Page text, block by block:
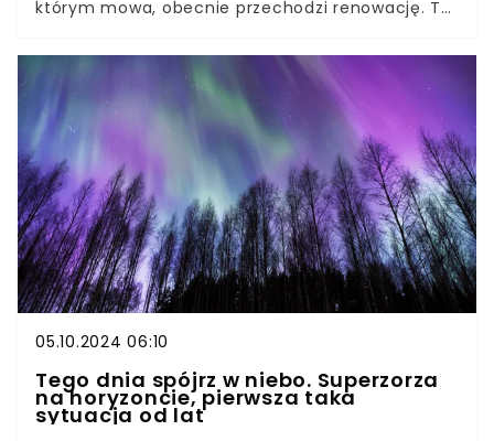
którym mowa, obecnie przechodzi renowację. To
Nieoczekiwanie podczas prac fachowcy dotarli
do secesyjnych zdobień.
05.10.2024 06:10
Tego dnia spójrz w niebo. Superzorza
na horyzoncie, pierwsza taka
sytuacja od lat